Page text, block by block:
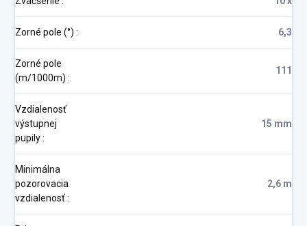
Zorné pole (°) : 6,3
Zorné pole
(m/1000m) :
111
Vzdialenosť
výstupnej
pupily:
15 mm
Minimálna
pozorovacia
vzdialenosť:
2,6 m